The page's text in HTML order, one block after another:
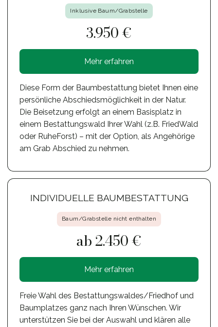
Inklusive Baum/Grabstelle
3.950 €
Mehr erfahren
Diese Form der Baumbestattung bietet Ihnen eine
persönliche Abschiedsmöglichkeit in der Natur.
Die Beisetzung erfolgt an einem Basisplatz in
einem Bestattungswald Ihrer Wahl (z.B. FriedWald
oder RuheForst) – mit der Option, als Angehörige
am Grab Abschied zu nehmen.
INDIVIDUELLE BAUMBESTATTUNG
Baum/Grabstelle nicht enthalten
ab 2.450 €
Mehr erfahren
Freie Wahl des Bestattungswaldes/Friedhof und
Baumplatzes ganz nach Ihren Wünschen. Wir
unterstützen Sie bei der Auswahl und klären alle